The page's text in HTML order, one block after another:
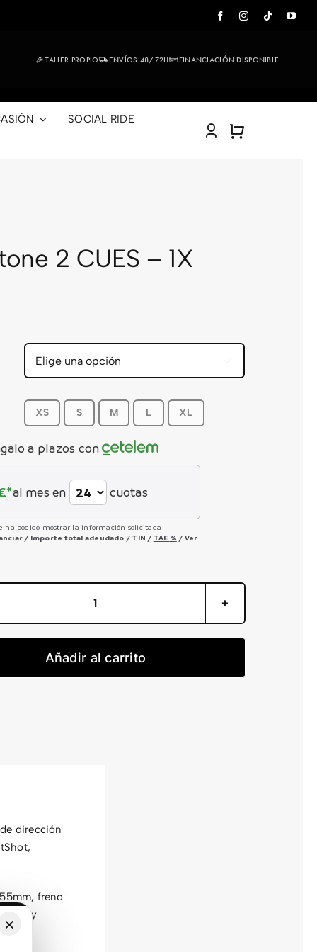
TALLER PROPIO ENVÍOS 48/72H FINANCIACIÓN DISPONIBLE
SOCIAL RIDE
2 CUES – 1X
XS S M L XL
a plazos con
al mes en cuotas
ha podido mostrar la información solicitada
/ Importe total adeudado / TIN / TAE % / Ver
Topstone
CUES
Añadir al carrito
dirección
freno
y
×